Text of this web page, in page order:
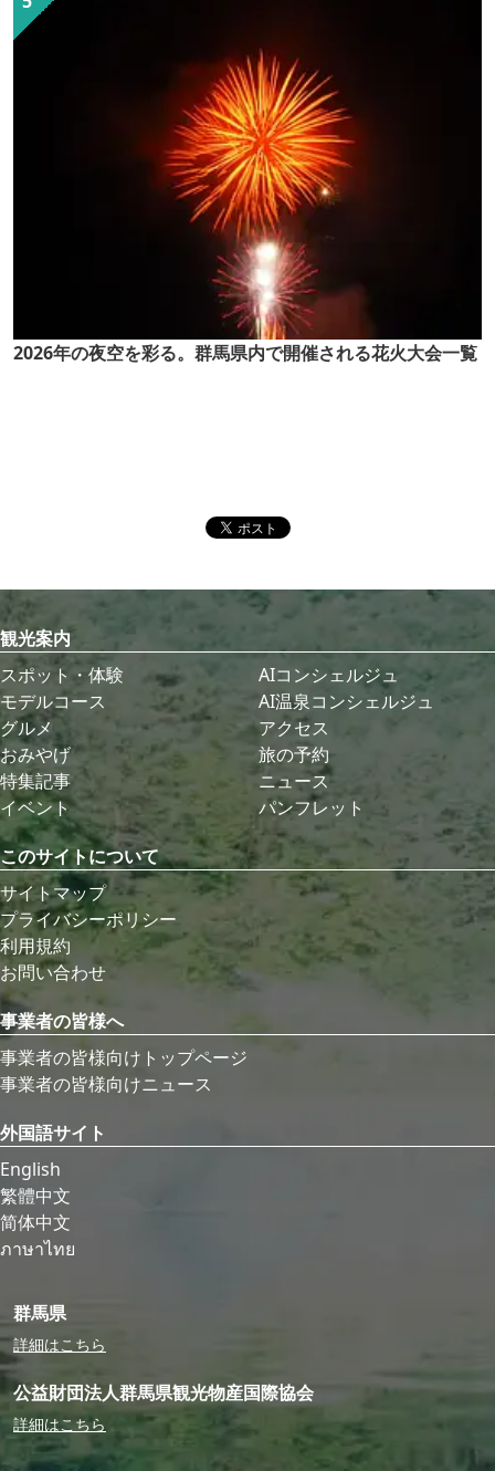
2026年の夜空を彩る。群馬県内で開催される花火大会一覧
観光案内
スポット・体験
モデルコース
グルメ
おみやげ
特集記事
イベント
AIコンシェルジュ
AI温泉コンシェルジュ
アクセス
旅の予約
ニュース
パンフレット
このサイトについて
サイトマップ
プライバシーポリシー
利用規約
お問い合わせ
事業者の皆様へ
事業者の皆様向けトップページ
事業者の皆様向けニュース
外国語サイト
English
繁體中文
简体中文
ภาษาไทย
群馬県
詳細はこちら
公益財団法人群馬県観光物産国際協会
詳細はこちら